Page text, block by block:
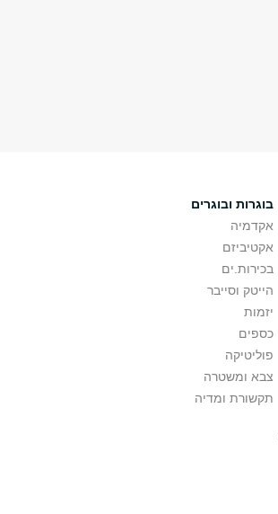
בוגרות ובוגרים
אקדמיה
אקטיביזם
בכירות.ים
הייטק וסייבר
יזמות
כספים
פוליטיקה
צבא ומשטרה
תקשורת ומדיה